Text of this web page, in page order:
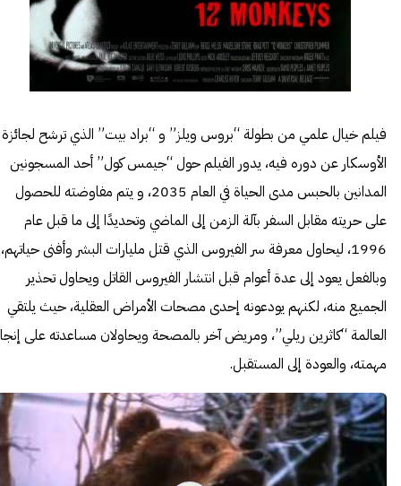
فيلم خيال علمي من بطولة “بروس ويلز” و “براد بيت” الذي ترشح لجائزة
الأوسكار عن دوره فيه، يدور الفيلم حول “جيمس كول” أحد المسجونين
المدانين بالحبس مدى الحياة في العام 2035، و يتم مفاوضته للحصول
على حريته مقابل السفر بآلة الزمن إلى الماضي وتحديدًا إلى ما قبل عام
1996، ليحاول معرفة سر الفيروس الذي قتل مليارات البشر وأفنى حياتهم،
وبالفعل يعود إلى عدة أعوام قبل انتشار الفيروس القاتل ويحاول تحذير
الجميع منه، لكنهم يودعونه إحدى مصحات الأمراض العقلية، حيث يلتقي
العالمة “كاثرين ريلي”، ومريض آخر بالمصحة ويحاولان مساعدته على
مهمته، والعودة إلى المستقبل.